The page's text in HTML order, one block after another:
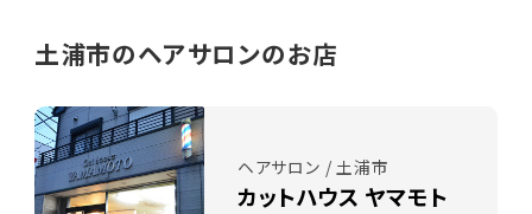
土浦市のヘアサロンのお店
ヘアサロン / 土浦市
カットハウス ヤマモト